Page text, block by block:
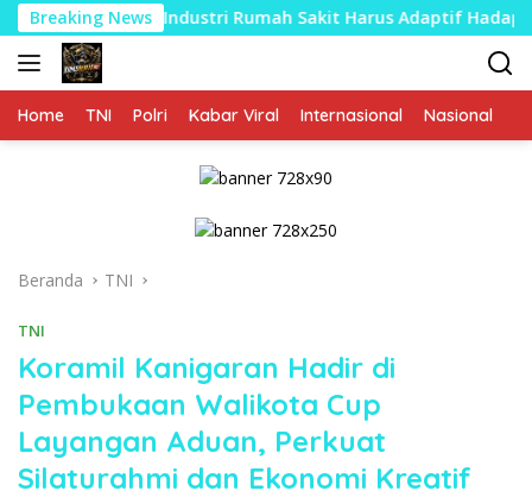
Langsung
ke
konten
Breaking News
Industri Rumah Sakit Harus Adaptif Hadapi Tekanan
Home TNI Polri Kabar Viral Internasional Nasional
Beranda TNI
TNI
Koramil Kanigaran Hadir di
Pembukaan Walikota Cup
Layangan Aduan, Perkuat
Silaturahmi dan Ekonomi Kreatif